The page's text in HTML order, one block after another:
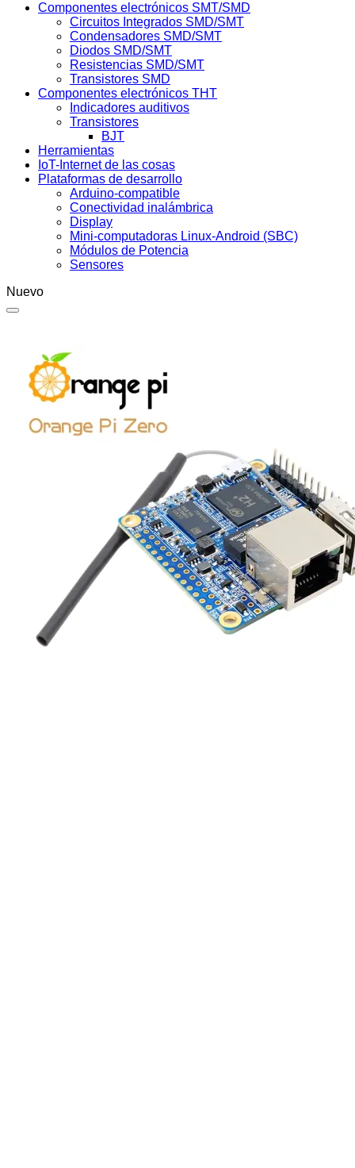
Componentes electrónicos SMT/SMD
Circuitos Integrados SMD/SMT
Condensadores SMD/SMT
Diodos SMD/SMT
Resistencias SMD/SMT
Transistores SMD
Componentes electrónicos THT
Indicadores auditivos
Transistores
BJT
Herramientas
IoT-Internet de las cosas
Plataformas de desarrollo
Arduino-compatible
Conectividad inalámbrica
Display
Mini-computadoras Linux-Android (SBC)
Módulos de Potencia
Sensores
Nuevo